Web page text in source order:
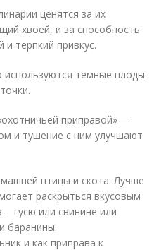
ценятся за их
хвоей, и за способность
терпкий привкус.
используются темные плоды
приправой» —
и тушение с ним улучшают
птицы и скота. Лучше
раскрыться вкусовым
гусю или свинине или
баранины.
и как приправа к